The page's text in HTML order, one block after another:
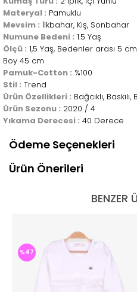
Materyal : Pamuklu
Mevsim : İlkbahar, Kış, Sonbahar
Numune Bedeni : 1.5 Yaş
Ölçü : 1,5 Yaş, Bedenler arası 5
Boy 45 cm
Pamuk-Cotton : %100
Stil : Trend
Ürün Özellikleri : Bağcıklı,
Ürün Sezonu : 2020 / 4
Yıkama Derecesi : 40 Derece
Ödeme Seçenekleri
Ürün Önerileri
BENZER
%47